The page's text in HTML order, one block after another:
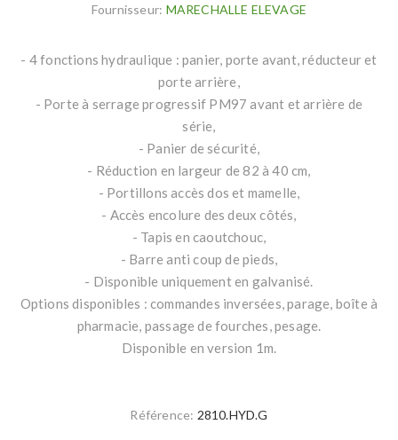
Fournisseur: MARECHALLE ELEVAGE
- 4 fonctions hydraulique : panier, porte avant, réducteur et
porte arrière,
- Porte à serrage progressif PM97 avant et arrière de
série,
- Panier de sécurité,
- Réduction en largeur de 82 à 40 cm,
- Portillons accès dos et mamelle,
- Accès encolure des deux côtés,
- Tapis en caoutchouc,
- Barre anti coup de pieds,
- Disponible uniquement en galvanisé.
Options disponibles : commandes inversées, parage, boîte à
pharmacie, passage de fourches, pesage.
Disponible en version 1m.
Référence: 2810.HYD.G